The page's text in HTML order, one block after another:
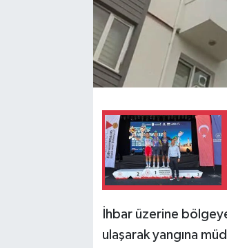
İhbar üzerine
ulaşarak yangına